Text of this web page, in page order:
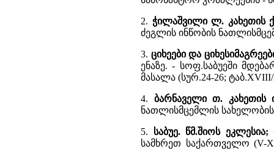
2. ჭილაშვილი ლ. კახეთის
ძეგლის ინწობის
3. ციხეები და
ენაზე. - სოფ.საბუეში
მასალა (სურ.24-26;
4. ბარნაველი თ. კახეთის
ნათლისმცემლის
5. საბუე. წმ.შიოს
სამხრეთ საქართველო (V-X